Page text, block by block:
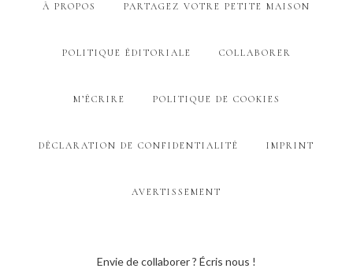
À PROPOS PARTAGEZ VOTRE PETITE MAISON
POLITIQUE ÉDITORIALE COLLABORER
M’ÉCRIRE POLITIQUE DE COOKIES
DÉCLARATION DE CONFIDENTIALITÉ IMPRINT
AVERTISSEMENT
Envie de collaborer ? Écris nous !